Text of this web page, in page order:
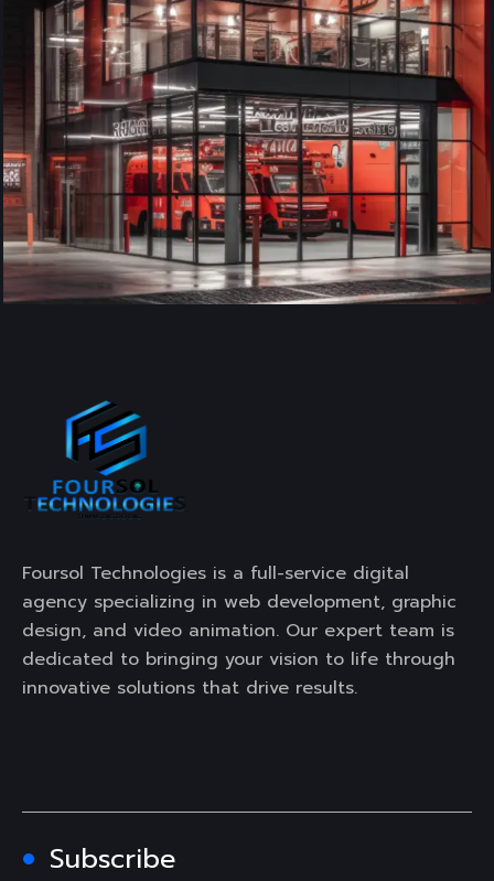
Foursol Technologies is a full-service digital
agency specializing in web development, graphic
design, and video animation. Our expert team is
dedicated to bringing your vision to life through
innovative solutions that drive results.
Subscribe